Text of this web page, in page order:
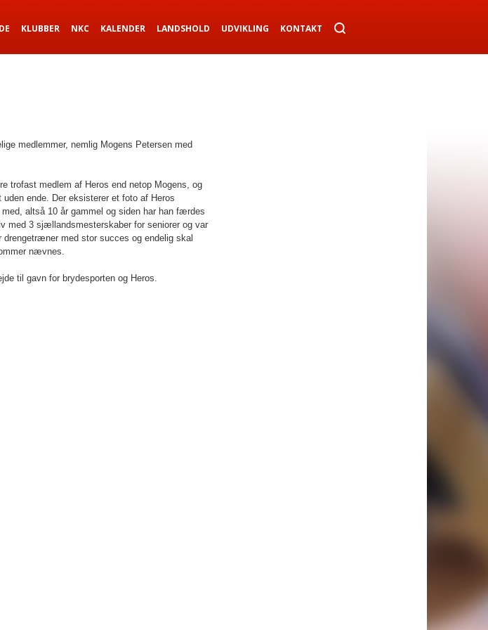
KLUBBER NKC KALENDER LANDSHOLD UDVIKLING KONTAKT
medlemmer, nemlig Mogens Petersen med
trofast medlem af Heros end netop Mogens, og
ende. Der eksisterer et foto af Heros
altså 10 år gammel og siden har han færdes
med 3 sjællandsmesterskaber for seniorer og var
med stor succes og endelig skal
nævnes.
til gavn for brydesporten og Heros.